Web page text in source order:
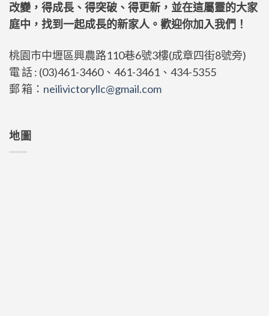
改變，得成長、得突破、得更新，並在這屬靈的大家
庭中，找到一起成長的新家人。歡迎你加入我們！
桃園市中壢區興農路110巷6號3樓(成章四街8號旁)
電 話 : (03)461-3460、461-3461、434-5355
郵 箱： neilivictoryllc@gmail.com
地圖